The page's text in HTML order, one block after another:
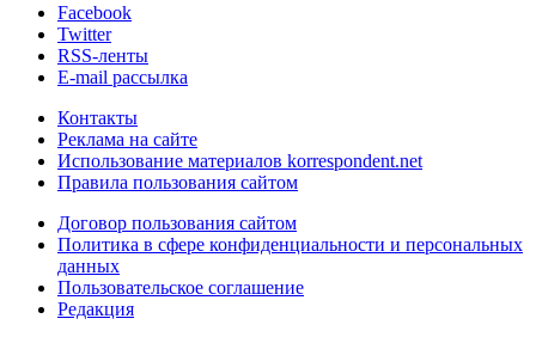
Facebook
Twitter
RSS-ленты
E-mail рассылка
Контакты
Реклама на сайте
Использование материалов korrespondent.net
Правила пользования сайтом
Договор пользования сайтом
Политика в сфере конфиденциальности и персональных
данных
Пользовательское соглашение
Редакция